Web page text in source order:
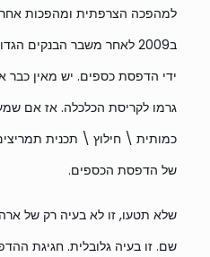
למהפכה הצרפתית ומהפכות
ב2009 לאחר משבר הבנקים
ידי הדפסת כספים. יש מאין
גרמו לקריסת הכלכלה. אז אם
כמותית \ חילוץ \ תכנית
של הדפסת הכספים.
שלא תטעו, זו לא בעיה רק של
שם. זו בעיה גלובלית. חגיגת